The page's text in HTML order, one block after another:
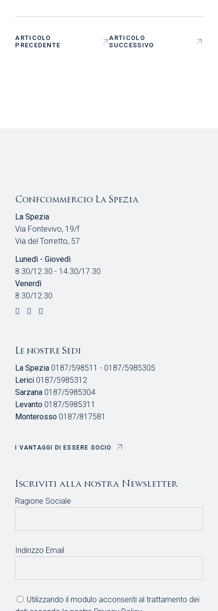
ARTICOLO
PRECEDENTE
ARTICOLO
SUCCESSIVO
Confcommercio La Spezia
La Spezia
Via Fontevivo, 19/f
Via del Torretto, 57
Lunedì - Giovedì
8.30/12.30 - 14.30/17.30
Venerdì
8.30/12.30
Le nostre Sedi
La Spezia 0187/598511 - 0187/5985305
Lerici 0187/5985312
Sarzana 0187/5985304
Levanto 0187/5985311
Monterosso 0187/817581
I VANTAGGI DI ESSERE SOCIO
Iscriviti alla nostra Newsletter
Ragione Sociale
Indirizzo Email
Utilizzando il modulo acconsenti al trattamento dei